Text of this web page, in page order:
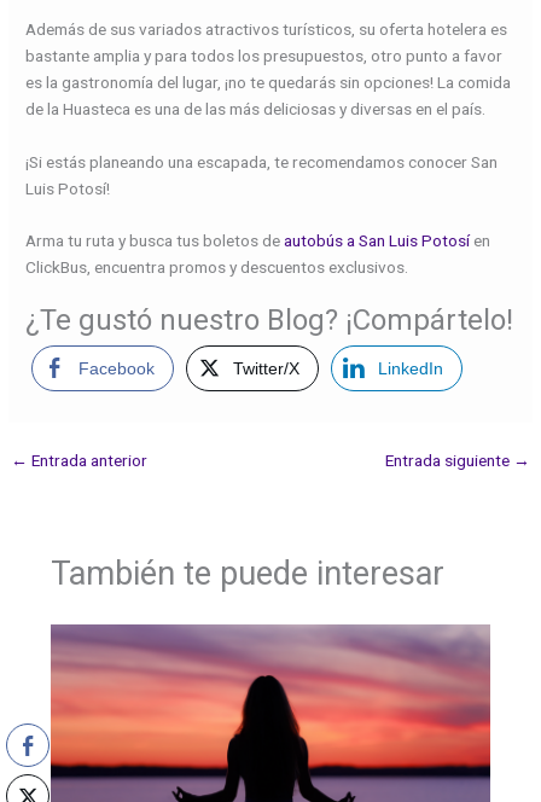
Además de sus variados atractivos turísticos, su oferta hotelera es
bastante amplia y para todos los presupuestos, otro punto a favor
es la gastronomía del lugar, ¡no te quedarás sin opciones! La comida
de la Huasteca es una de las más deliciosas y diversas en el país.
¡Si estás planeando una escapada, te recomendamos conocer San
Luis Potosí!
Arma tu ruta y busca tus boletos deautobús a San Luis Potosíen
ClickBus, encuentra promos y descuentos exclusivos.
¿Te gustó nuestro Blog? ¡Compártelo!
Facebook Twitter/X LinkedIn
← Entrada anterior Entrada siguiente →
También te puede interesar